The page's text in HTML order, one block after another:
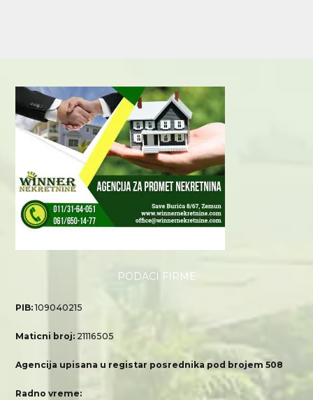
PODACI FIRME
PIB:109040215
Maticni broj: 21116505
Agencija upisana u registar posrednika pod brojem 508
Radno vreme: